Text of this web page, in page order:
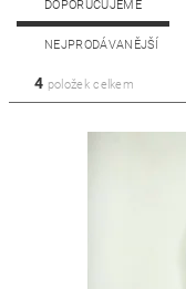
DOPORUČUJEME
NEJPRODÁVANĚJŠÍ
4 položek celkem